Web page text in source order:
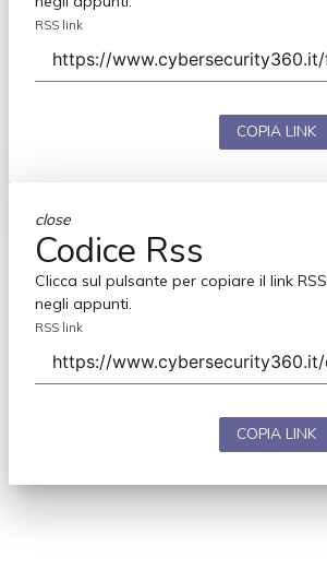
RSS link
COPIA LINK
close
Codice Rss
Clicca sul pulsante per copiare il link RSS
negli appunti.
RSS link
COPIA LINK